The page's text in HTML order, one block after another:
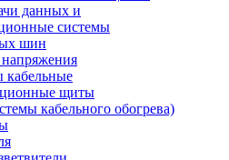
данных и
системы
шин
кабельные
щиты
кабельного обогрева)